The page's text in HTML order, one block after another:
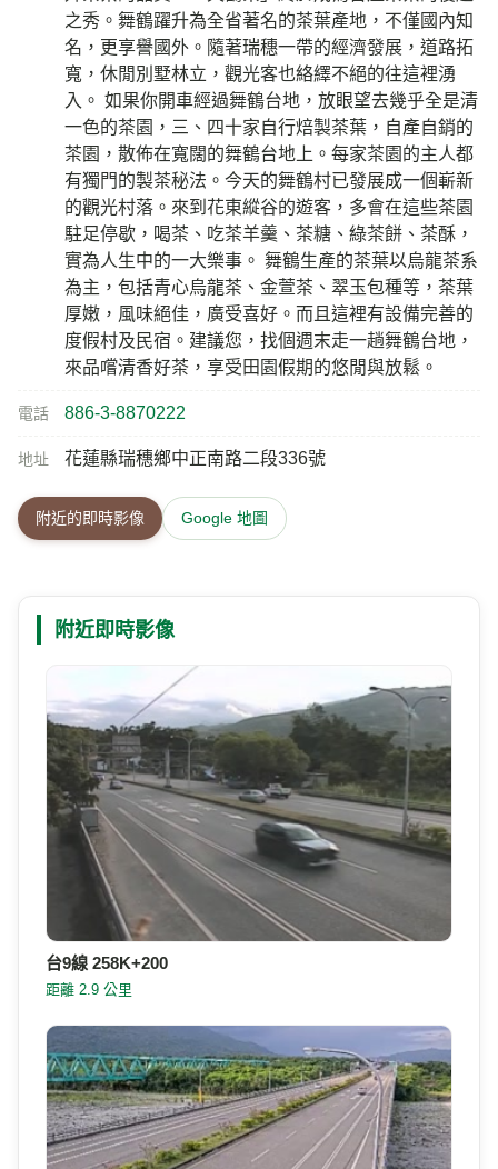
附近旅遊景點
舞鶴觀光茶園 104 公尺
舞鶴村是天鶴茶的故鄉。自民國六十二年農林廳推廣
種茶以來，在專家的輔導與不斷地改良之下，逐步提
升茶葉的品質，「天鶴茶」終於成為台產茶葉的後起
之秀。舞鶴躍升為全省著名的茶葉產地，不僅國內知
名，更享譽國外。隨著瑞穗一帶的經濟發展，道路拓
寬，休閒別墅林立，觀光客也絡繹不絕的往這裡湧
一色的茶園，三、四十家自行焙製茶葉，自產自銷的
有獨門的製茶秘法。今天的舞鶴村已發展成一個嶄新
的觀光村落。來到花東縱谷的遊客，多會在這些茶園
為主，包括青心烏龍茶、金萱茶、翠玉包種等，茶葉
厚嫩，風味絕佳，廣受喜好。而且這裡有設備完善的
度假村及民宿。建議您，找個週末走一趟舞鶴台地，
來品嚐清香好茶，享受田園假期的悠閒與放鬆。
電話 886-3-8870222
地址 花蓮縣瑞穗鄉中正南路二段336號
附近的即時影像 Google 地圖
附近即時影像